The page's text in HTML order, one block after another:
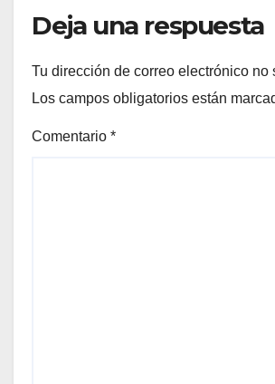
Deja una respuesta
Tu dirección de correo electrónico no
Los campos obligatorios están
Comentario *